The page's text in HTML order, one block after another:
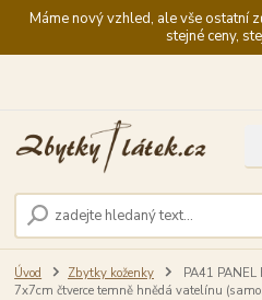
Máme nový vzhled, ale vše ostatní
stejné ceny,
Úvod Zbytky koženky
PA41
7x7cm čtverce temně hnědá vatelínu